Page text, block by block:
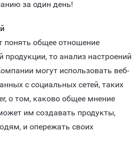
за один день!
понять общее отношение
продукции, то анализ настроений
могут использовать веб-
с социальных сетей, таких
о том, каково общее мнение
им создавать продукты,
и опережать своих